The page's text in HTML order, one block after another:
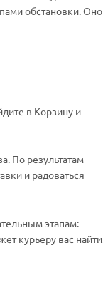
обстановки. Оно
в Корзину и
По результатам
и радоваться
этапам:
курьеру вас найти.